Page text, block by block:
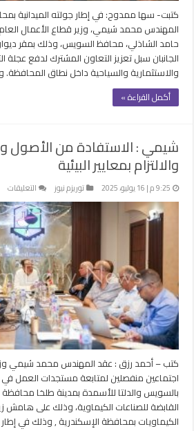
كتبت- سها ممدوح: في إطار جولته الميدانية
المهندس محمد شيمي، وزير قطاع الأعمال
حامد الشاذلي، محافظ السويس، وذلك بمقر
الجانبان سبل تعزيز التعاون المشترك لدفع عجلة
والاستثمارية والسياحية داخل نطاق المحافظة.
أكمل القراءة »
شيمي : الاستفادة من الأصول
والالتزام بمعايير البيئية
9:25 م | 16 يوليو، 2025 توريزم نيوز التعليقات
:
كتب – أحمد رزق : عقد المهندس محمد شيمي
اجتماعين منفصلين لمتابعة مستجدات العمل
بالسويس والدلتا للأسمدة بمدينة طلخا محافظة
القابضة للصناعات الكيماوية، وذلك على هامش
الكيماويات بمحافظة الإسكندرية , وذلك في